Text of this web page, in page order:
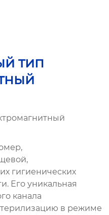
тип
гигиенических
Его уникальная
канала
в режиме